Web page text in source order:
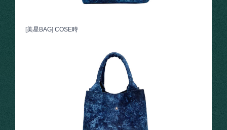
[美星BAG] COSE時